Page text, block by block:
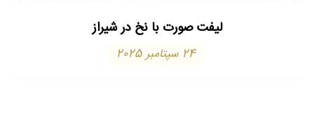
لیفت صورت با نخ در شیراز
24 سپتامبر 2025